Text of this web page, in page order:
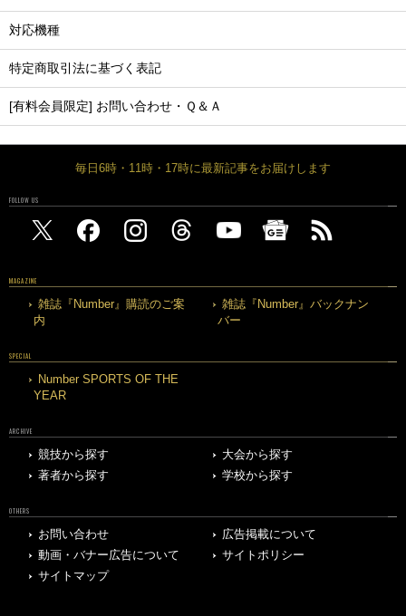
対応機種
特定商取引法に基づく表記
[有料会員限定] お問い合わせ・Ｑ＆Ａ
毎日6時・11時・17時に最新記事をお届けします
FOLLOW US
MAGAZINE
雑誌『Number』購読のご案
内
雑誌『Number』バックナン
バー
SPECIAL
Number SPORTS OF THE
YEAR
ARCHIVE
競技から探す
大会から探す
著者から探す
学校から探す
OTHERS
お問い合わせ
広告掲載について
動画・バナー広告について
サイトポリシー
サイトマップ